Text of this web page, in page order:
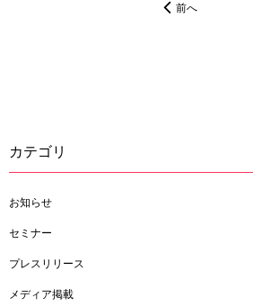
前へ
カテゴリ
お知らせ
セミナー
プレスリリース
メディア掲載